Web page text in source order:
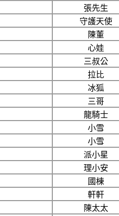
張先生
守護天使
陳董
心娃
三叔公
拉比
冰狐
三哥
龍騎士
小雪
小雪
派小星
理小安
國棟
軒軒
陳太太